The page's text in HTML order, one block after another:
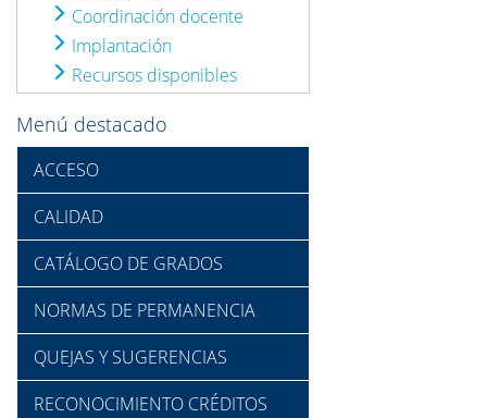
Coordinación docente
Implantación
Recursos disponibles
Menú destacado
ACCESO
CALIDAD
CATÁLOGO DE GRADOS
NORMAS DE PERMANENCIA
QUEJAS Y SUGERENCIAS
RECONOCIMIENTO CRÉDITOS